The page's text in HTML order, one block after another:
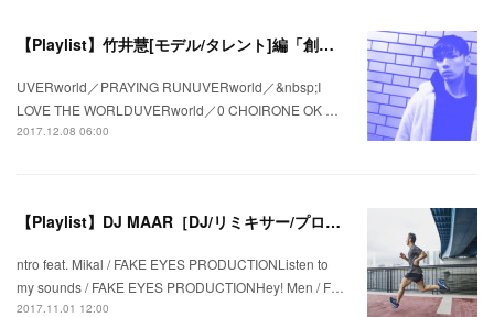
【Playlist】竹井慧[モデル/タレント]編「創る」＃私の疾走プレイリスト＃44
UVERworld／PRAYING RUNUVERworld／&nbsp;I
LOVE THE WORLDUVERworld／0 CHOIRONE OK …
2017.12.08 06:00
【Playlist】DJ MAAR［DJ/リミキサー/プロデューサー］編 ランニングシューズを切り口にした“走るためのプレイリスト”–「BROOKS GHOST10 ver.」
ntro feat. Mikal / FAKE EYES PRODUCTIONListen to
my sounds / FAKE EYES PRODUCTIONHey! Men / F…
2017.11.01 12:00